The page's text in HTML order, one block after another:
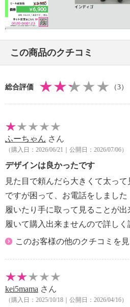
・洗濯の繰り返しによる変退色
・クリーニングの繰り返しによ
・単品洗い
・摩擦による色落ち、色移り注意
【原産国（地）】
・中国製
この商品のクチコミ
総合評価 （3）
ふーちゃん さん
（購入日：2026/06/21｜公開日：2026/07/06）
デザインは良かったです
見た目で頼んだら大きくて太っ
ですが困って、お電話をしました
履いたり手に取って見ることが
履いて購入出来ませんので詳しく
このお客様の他のクチコミを
kei5mama さん
（購入日：2025/10/18｜公開日：2026/04/16）